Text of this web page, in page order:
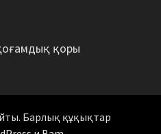
қоры
Барлық құқықтар